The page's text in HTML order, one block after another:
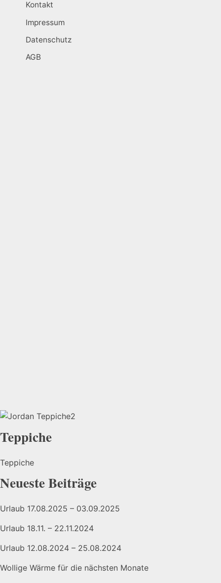
Kontakt
Impressum
Datenschutz
AGB
Teppiche
Teppiche
Neueste Beiträge
Urlaub 17.08.2025 – 03.09.2025
Urlaub 18.11. – 22.11.2024
Urlaub 12.08.2024 – 25.08.2024
Wollige Wärme für die nächsten Monate